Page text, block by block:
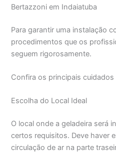
Bertazzoni em Indaiatuba
Para garantir uma instalação
procedimentos que os
seguem rigorosamente.
Confira os principais
Escolha do Local Ideal
O local onde a geladeira será
certos requisitos. Deve haver
circulação de ar na parte